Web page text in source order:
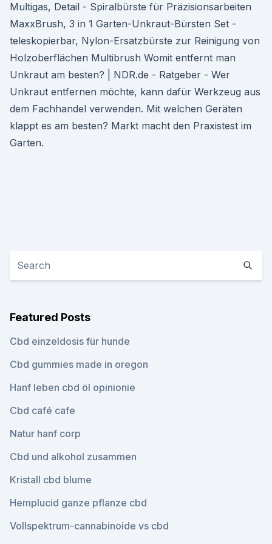
Multigas, Detail - Spiralbürste für Präzisionsarbeiten
MaxxBrush, 3 in 1 Garten-Unkraut-Bürsten Set -
teleskopierbar, Nylon-Ersatzbürste zur Reinigung von
Holzoberflächen Multibrush Womit entfernt man
Unkraut am besten? | NDR.de - Ratgeber - Wer
Unkraut entfernen möchte, kann dafür Werkzeug aus
dem Fachhandel verwenden. Mit welchen Geräten
klappt es am besten? Markt macht den Praxistest im
Garten.
Featured Posts
Cbd einzeldosis für hunde
Cbd gummies made in oregon
Hanf leben cbd öl opinionie
Cbd café cafe
Natur hanf corp
Cbd und alkohol zusammen
Kristall cbd blume
Hemplucid ganze pflanze cbd
Vollspektrum-cannabinoide vs cbd